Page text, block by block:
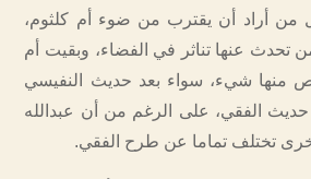
من أراد أن يقترب من ضوء أم كلثوم،
عنها تناثر في الفضاء، وبقيت أم
منها شيء، سواء بعد حديث النفيسي
حديث الفقي، على الرغم من أن عبدالله
أخرى تختلف تماما عن طرح الفقي.